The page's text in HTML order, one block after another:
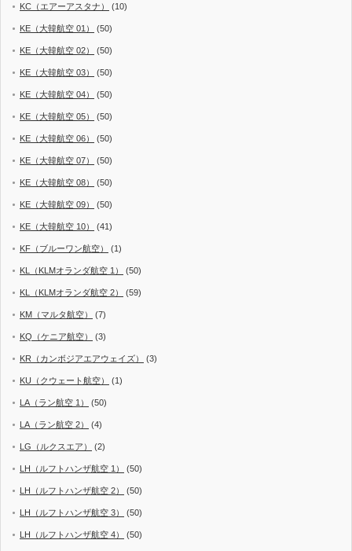
KC（エアーアスタナ） (10)
KE（大韓航空 01） (50)
KE（大韓航空 02） (50)
KE（大韓航空 03） (50)
KE（大韓航空 04） (50)
KE（大韓航空 05） (50)
KE（大韓航空 06） (50)
KE（大韓航空 07） (50)
KE（大韓航空 08） (50)
KE（大韓航空 09） (50)
KE（大韓航空 10） (41)
KF（ブルーワン航空） (1)
KL（KLMオランダ航空 1） (50)
KL（KLMオランダ航空 2） (59)
KM（マルタ航空） (7)
KQ（ケニア航空） (3)
KR（カンボジアエアウェイズ） (3)
KU（クウェート航空） (1)
LA（ラン航空 1） (50)
LA（ラン航空 2） (4)
LG（ルクスエア） (2)
LH（ルフトハンザ航空 1） (50)
LH（ルフトハンザ航空 2） (50)
LH（ルフトハンザ航空 3） (50)
LH（ルフトハンザ航空 4） (50)